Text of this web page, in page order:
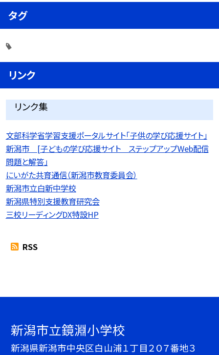
タグ
リンク
リンク集
文部科学省学習支援ポータルサイト「子供の学び応援サイト」
新潟市 [子どもの学び応援サイト ステップアップWeb配信
問題と解答」
にいがた共育通信（新潟市教育委員会）
新潟市立白新中学校
新潟県特別支援教育研究会
三校リーディングDX特設HP
RSS
新潟市立鏡淵小学校
新潟県新潟市中央区白山浦１丁目２０７番地３